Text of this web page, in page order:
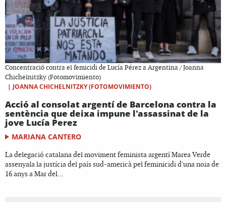
Concentració contra el femicidi de Lucía Pérez a Argentina / Joanna
Chichelnitzky (Fotomovimiento)
| JOANNA CHICHELNITZKY (FOTOMOVIMIENTO)
Acció al consolat argentí de Barcelona contra la
sentència que deixa impune l'assassinat de la
jove Lucía Perez
MARIANA CANTERO
La delegació catalana del moviment feminista argentí Marea Verde
assenyala la justícia del país sud-americà pel feminicidi d'una noia de
16 anys a Mar del...